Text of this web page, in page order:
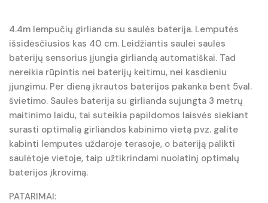
4.4m lempučių girlianda su saulės baterija. Lemputės
išsidėsčiusios kas 40 cm. Leidžiantis saulei saulės
baterijų sensorius įjungia girliandą automatiškai. Tad
nereikia rūpintis nei baterijų keitimu, nei kasdieniu
įjungimu. Per dieną įkrautos baterijos pakanka bent 5val.
švietimo. Saulės baterija su girlianda sujungta 3 metrų
maitinimo laidu, tai suteikia papildomos laisvės siekiant
surasti optimalią girliandos kabinimo vietą pvz. galite
kabinti lemputes uždaroje terasoje, o bateriją palikti
saulėtoje vietoje, taip užtikrindami nuolatinį optimalų
baterijos įkrovimą.
PATARIMAI: